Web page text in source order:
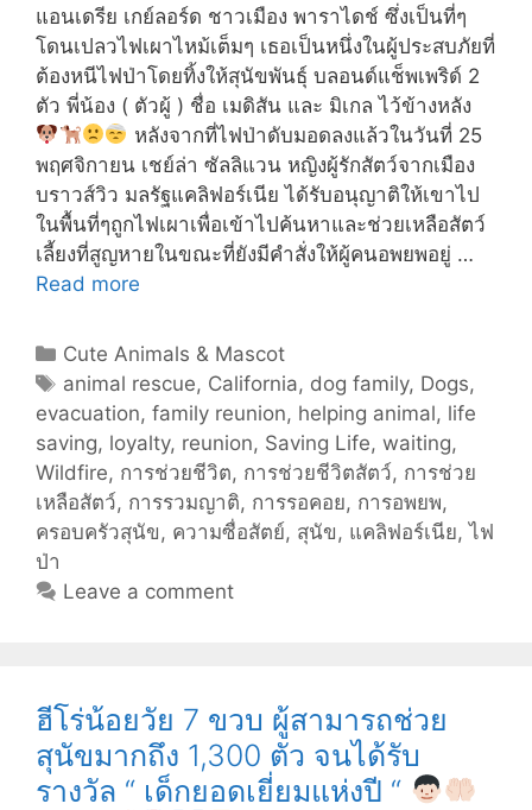
แอนเดรีย เกย์ลอร์ด ชาวเมือง พาราไดช์ ซึ่งเป็นที่ๆ
โดนเปลวไฟเผาไหม้เต็มๆ เธอเป็นหนึ่งในผู้ประสบภัยที่
ต้องหนีไฟป่าโดยทิ้งให้สุนัขพันธุ์ บลอนด์แช็พเพริด์ 2
ตัว พี่น้อง ( ตัวผู้ ) ชื่อ เมดิสัน และ มิเกล ไว้ข้างหลัง
หลังจากที่ไฟป่าดับมอดลงแล้วในวันที่ 25
พฤศจิกายน เชย์ล่า ซัลลิแวน หญิงผู้รักสัตว์จากเมือง
บราวส์วิว มลรัฐแคลิฟอร์เนีย ได้รับอนุญาติให้เขาไป
ในพื้นที่ๆถูกไฟเผาเพื่อเข้าไปค้นหาและช่วยเหลือสัตว์
เลี้ยงที่สูญหายในขณะที่ยังมีคำสั่งให้ผู้คนอพยพอยู่ …
Read more
ที่
คอย
เจ้าของ
ที่
โดน
แล้ว
เกือบ
เดือน
Categories
Cute Animals & Mascot
Tags
animal rescue, California, dog family, Dogs,
evacuation, family reunion, helping animal, life
saving, loyalty, reunion, Saving Life, waiting,
Wildfire, การช่วยชีวิต, การช่วยชีวิตสัตว์, การช่วย
เหลือสัตว์, การรวมญาติ, การรอคอย, การอพยพ,
ครอบครัวสุนัข , ความซื่อสัตย์, สุนัข , แคลิฟอร์เนีย,ไฟ
ป่า
Leave a comment
ฮีโร่น้อยวัย 7 ขวบ ผู้สามารถช่วย
สุนัขมากถึง 1,300 ตัว จนได้รับ
รางวัล “ เด็กยอดเยี่ยมแห่งปี “